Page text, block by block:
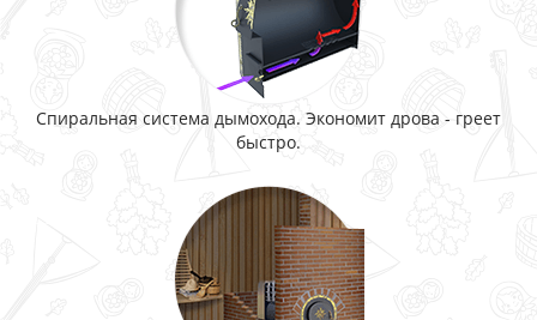
Спиральная система дымохода. Экономит дрова - греет
быстро.